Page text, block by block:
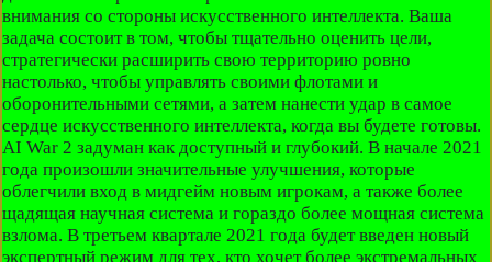
внимания со стороны искусственного интеллекта. Ваша
задача состоит в том, чтобы тщательно оценить цели,
стратегически расширить свою территорию ровно
настолько, чтобы управлять своими флотами и
оборонительными сетями, а затем нанести удар в самое
сердце искусственного интеллекта, когда вы будете готовы.
AI War 2 задуман как доступный и глубокий. В начале 2021
года произошли значительные улучшения, которые
облегчили вход в мидгейм новым игрокам, а также более
щадящая научная система и гораздо более мощная система
взлома. В третьем квартале 2021 года будет введен новый
экспертный режим для тех, кто хочет более экстремальных